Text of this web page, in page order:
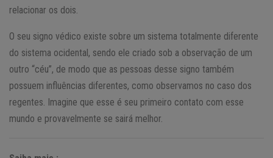
relacionar os dois.
O seu signo védico existe sobre um sistema totalmente diferente
do sistema ocidental, sendo ele criado sob a observação de um
outro “céu”, de modo que as pessoas desse signo também
possuem influências diferentes, como observamos no caso dos
regentes. Imagine que esse é seu primeiro contato com esse
mundo e provavelmente se sairá melhor.